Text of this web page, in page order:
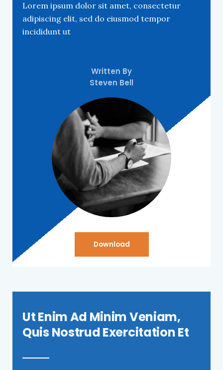
Lorem ipsum dolor sit amet, consectetur
adipiscing elit, sed do eiusmod tempor
incididunt ut
Written By
Steven Bell
Download
Ut Enim Ad Minim Veniam,
Quis Nostrud Exercitation Et